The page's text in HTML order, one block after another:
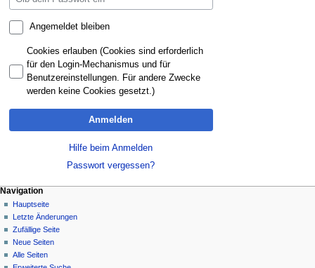
Angemeldet bleiben
Cookies erlauben (Cookies sind erforderlich
für den Login-Mechanismus und für
Benutzereinstellungen. Für andere Zwecke
werden keine Cookies gesetzt.)
Anmelden
Hilfe beim Anmelden
Passwort vergessen?
Navigation
Hauptseite
Letzte Änderungen
Zufällige Seite
Neue Seiten
Alle Seiten